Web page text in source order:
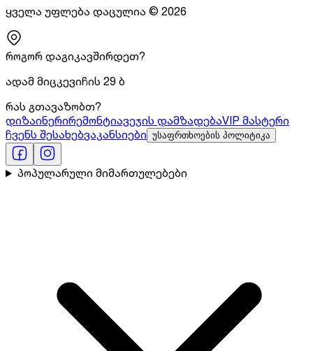
ყველა უფლება დაცულია © 2026
როგორ დაგიკავშირდეთ?
ადამ მიცკევიჩის 29 ბ
რას გთავაზობთ?
დიზაინერირემონტიავეჯის დამზადებაVIP მასტერი
ჩვენს შესახებვაკანსიები უსაფრთხოების პოლიტიკა
პოპულარული მიმართულებები